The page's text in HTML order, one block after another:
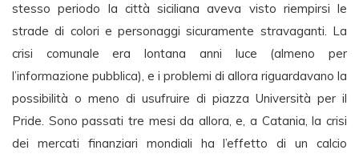
stesso periodo la città siciliana aveva visto riempirsi le
strade di colori e personaggi sicuramente stravaganti. La
crisi comunale era lontana anni luce (almeno per
l’informazione pubblica), e i problemi di allora riguardavano la
possibilità o meno di usufruire di piazza Università per il
Pride. Sono passati tre mesi da allora, e, a Catania, la crisi
dei mercati finanziari mondiali ha l’effetto di un calcio